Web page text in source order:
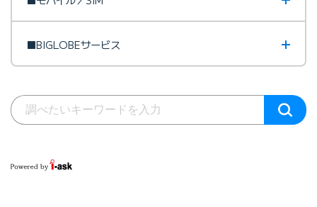
■BIGLOBEサービス